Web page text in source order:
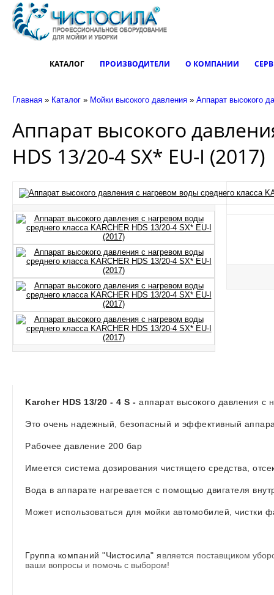
КАТАЛОГ ПРОИЗВОДИТЕЛИ О КОМПАНИИ
Главная » Каталог » Мойки высокого давления » Аппарат высокого
Аппарат высокого
HDS 13/20-4 SX* EU-I (2017)
Karcher HDS 13/20 - 4 S - аппарат высокого давления с
Это очень надежный, безопасный и эффективный
Рабочее давление 200 бар
Имеется система дозирования чистящего средства,
Вода в аппарате нагревается с помощью двигателя
Может использоваться для мойки автомобилей, чистки
Группа компаний "Чистосила" является поставщиком
ваши вопросы и помочь с выбором!